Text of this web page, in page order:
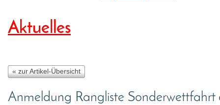
Aktuelles
« zur Artikel-Übersicht
Anmeldung Rangliste Sonderwettfahrt